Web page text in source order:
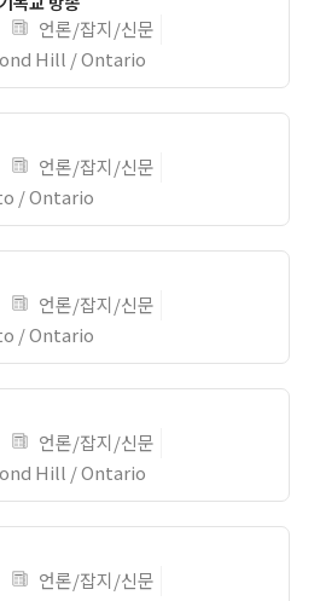
언론/잡지/신문
Hill / Ontario
언론/잡지/신문
/ Ontario
언론/잡지/신문
/ Ontario
언론/잡지/신문
Hill / Ontario
언론/잡지/신문